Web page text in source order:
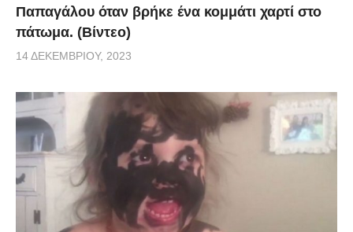
Παπαγάλου όταν βρήκε ένα κομμάτι χαρτί στο
πάτωμα. (Βίντεο)
14 ΔΕΚΕΜΒΡΊΟΥ, 2023